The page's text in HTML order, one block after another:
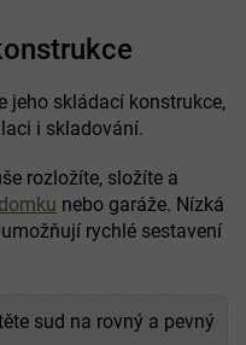
jeho skládací konstrukce,
i skladování.
rozložíte, složíte a
nebo garáže. Nízká
rychlé sestavení
sud na rovný a pevný